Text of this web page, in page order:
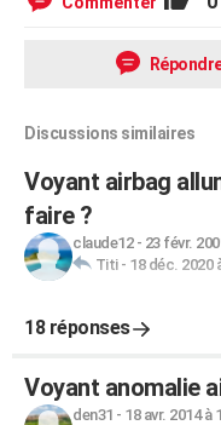
Discussions similaires
Voyant airbag
faire ?
claude12- 23 févr.
Titi- 18 déc. 2020
18 réponses
Voyant anomalie
den31 - 18 avr. 2014 à